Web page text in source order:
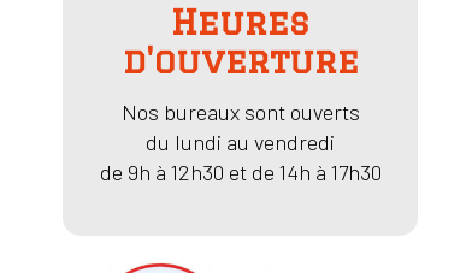
Heures
d'ouverture
Nos bureaux sont ouverts
du lundi au vendredi
de 9h à 12h30 et de 14h à 17h30